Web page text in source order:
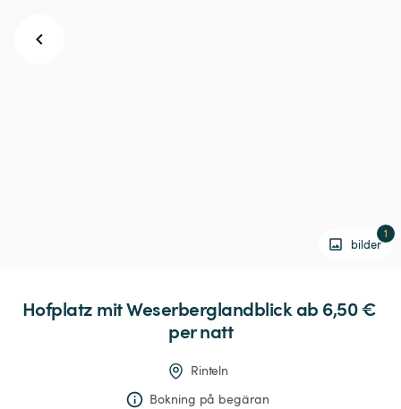
bilder
1
Hofplatz mitWeserberglandblick ab 6,50 €
per natt
Rinteln
Bokning på begäran